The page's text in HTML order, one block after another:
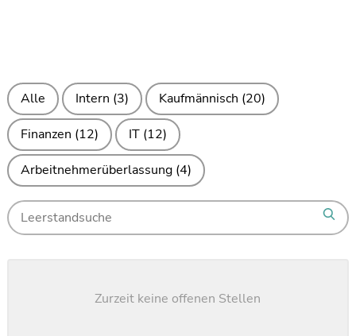
Alle Intern (3) Kaufmännisch (20)
Finanzen (12) IT (12)
Arbeitnehmerüberlassung (4)
Search
for
Zurzeit keine offenen Stellen